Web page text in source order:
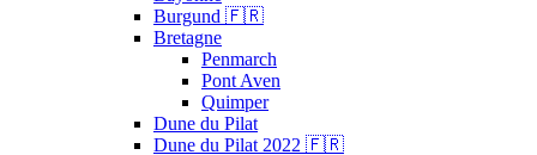
Burgund 🇫🇷
Bretagne
Penmarch
Pont Aven
Quimper
Dune du Pilat
Dune du Pilat 2022 🇫🇷